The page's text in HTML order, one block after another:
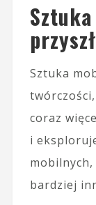
Sztuka
coraz
i
mobilnych,
bardziej